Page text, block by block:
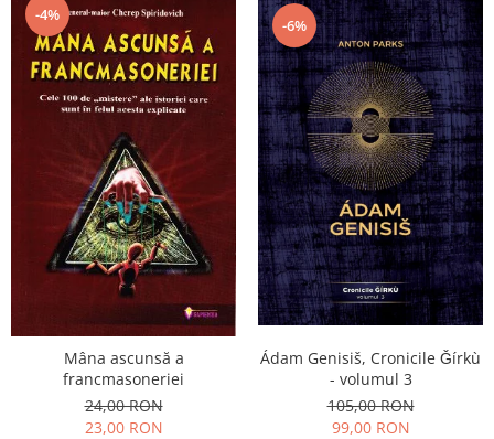
-4%
Mâna ascunsă a
francmasoneriei
24,00 RON
23,00 RON
-6%
Ádam Genisiš, Cronicile Ǧírkù
- volumul 3
105,00 RON
99,00 RON